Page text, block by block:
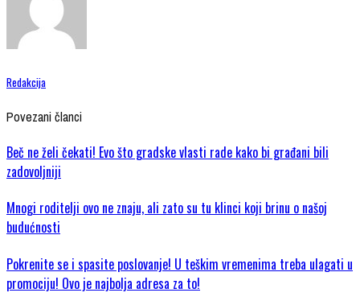
Redakcija
Povezani članci
Beč ne želi čekati! Evo što gradske vlasti rade kako bi građani bili
zadovoljniji
Mnogi roditelji ovo ne znaju, ali zato su tu klinci koji brinu o našoj
budućnosti
Pokrenite se i spasite poslovanje! U teškim vremenima treba ulagati u
promociju! Ovo je najbolja adresa za to!